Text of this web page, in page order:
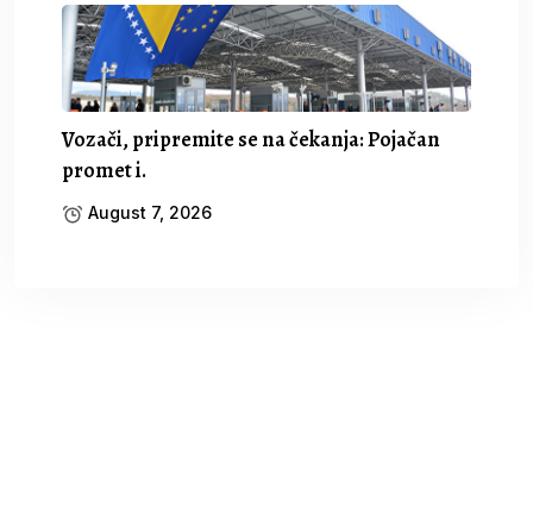
Vozači, pripremite se na čekanja: Pojačan
promet i.
August 7, 2026